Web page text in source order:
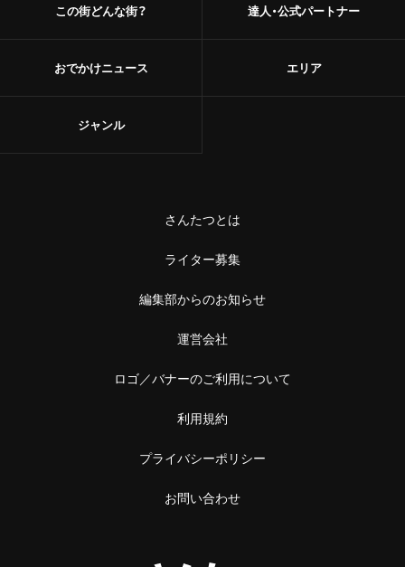
この街どんな街？
おでかけニュース
達人・公式パートナー
エリア
ジャンル
さんたつとは
ライター募集
編集部からのお知らせ
運営会社
ロゴ／バナーのご利用について
利用規約
プライバシーポリシー
お問い合わせ